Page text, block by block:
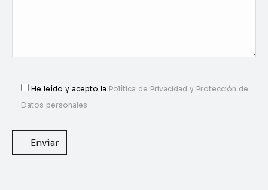
He leído y acepto la Política de Privacidad y Protección de
Datos personales